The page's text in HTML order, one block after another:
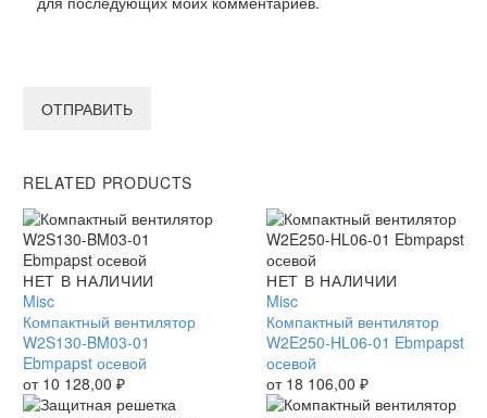
ОТПРАВИТЬ
RELATED PRODUCTS
Компактный
вентилятор
W2S130-
BM03-
01
Ebmpapst
осевой
НЕТ В НАЛИЧИИ
Misc
Компактный вентилятор
W2S130-BM03-01
Ebmpapst осевой
от 10 128,00 ₽
Компактный
вентилятор
W2E250-
HL06-
01
Ebmpapst
осевой
НЕТ В НАЛИЧИИ
Misc
Компактный вентилятор
W2E250-HL06-01 Ebmpapst
осевой
от 18 106,00 ₽